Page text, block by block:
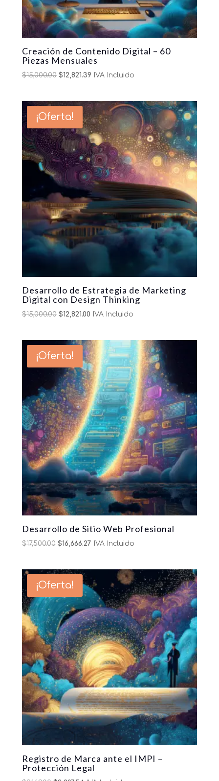
Creación de Contenido Digital – 60
Piezas Mensuales
$15,000.00 Original
$15,000.00.
$12,821.39Current
$12,821.39.
IVA Incluido
¡Oferta!
Desarrollo de Estrategia de Marketing
Digital con Design Thinking
$15,000.00 Original
$15,000.00.
$12,821.00Current
$12,821.00.
IVA Incluido
¡Oferta!
Desarrollo de Sitio Web Profesional
$17,500.00 Original
$17,500.00.
$16,666.27Current
$16,666.27.
IVA Incluido
¡Oferta!
Registro de Marca ante el IMPI –
Protección Legal